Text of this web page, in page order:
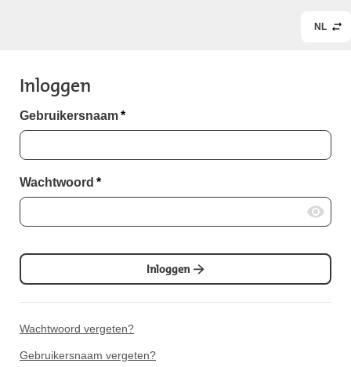
NL
Inloggen
Gebruikersnaam*
Wachtwoord *
Inloggen
Wachtwoord vergeten?
Gebruikersnaam vergeten?